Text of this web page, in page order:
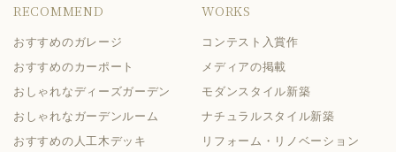
RECOMMEND
おすすめのガレージ
おすすめのカーポート
おしゃれなディーズガーデン
おしゃれなガーデンルーム
おすすめの人工木デッキ
WORKS
コンテスト入賞作
メディアの掲載
モダンスタイル新築
ナチュラルスタイル新築
リフォーム・リノベーション